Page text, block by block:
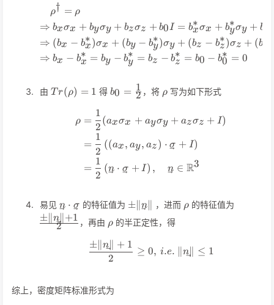
⇒
⇒
⇒
ρ† = ρ
bxσx + byσy + bzσz + b0I = bx
∗σx + by
∗σy + b
(bx − bx
∗ )σx + (by − by
∗)σy + (bz − bz
∗)σz + (b
bx − bx
∗ = by − by
∗ = bz − bz
∗ = b0 − b0
∗ = 0
由 Tr(\rho)=1
T r(ρ) = 1 得b_0=\frac{1}
b0 = 2
1 ，将 \rho
ρ写为如下形式
\begin{align*}
ρ =
2
1
(axσx + ayσy + azσz + I)
=
2
1
((ax, ay, az) ⋅ σ + I)
=
2
1
(n ⋅ σ + I) , n ∈ R3
易见 \vec{n}\cdot\vec\sigma
n ⋅ σ 的特征值为 \pm\Vert
\vec{n}\Vert
±∥n∥ ，进而 \rho
ρ的特征值为
2
± n∥ +1 ，再由 \rho
ρ 的半正定性，得
\frac{\pm\Vert
2
± ∥n∥ + 1
≥ 0, i.e. ∥n∥ ≤ 1
综上，密度矩阵标准形式为